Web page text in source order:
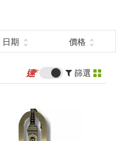
日期 價格
篩選